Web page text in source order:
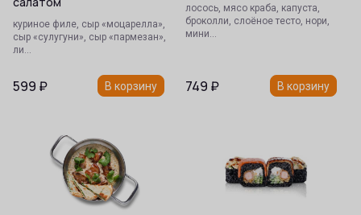
куриное филе, сыр «моцарелла»,
сыр «сулугуни», сыр «пармезан»,
ли…
599 ₽ В корзину
лосось, мясо краба, капуста,
броколли, слоёное тесто, нори,
мини…
749 ₽ В корзину